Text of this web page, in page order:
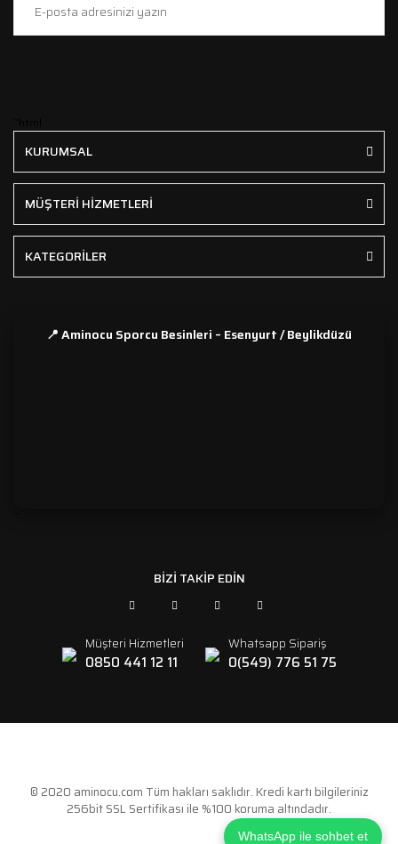
WhatsApp ile sohbet et
KURUMSAL
MÜŞTERİ HİZMETLERİ
KATEGORİLER
📍 Aminocu Sporcu Besinleri – Esenyurt / Beylikdüzü
BİZİ TAKİP EDİN
Müşteri Hizmetleri
0850 441 12 11
Whatsapp Sipariş
0(549) 776 51 75
© 2020 aminocu.com Tüm hakları saklıdır. Kredi kartı bilgileriniz
256bit SSL Sertifikası ile %100 koruma altındadır.